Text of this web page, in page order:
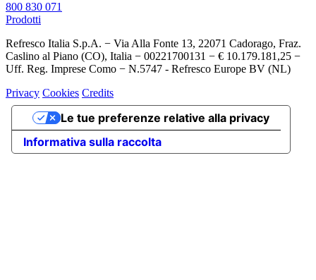
800 830 071
Prodotti
Refresco Italia S.p.A. − Via Alla Fonte 13, 22071 Cadorago, Fraz.
Caslino al Piano (CO), Italia − 00221700131 − € 10.179.181,25 −
Uff. Reg. Imprese Como − N.5747 - Refresco Europe BV (NL)
Privacy Cookies Credits
Informativa sulla raccolta
Le tue preferenze relative alla privacy